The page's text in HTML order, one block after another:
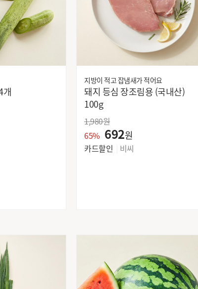
매크로통상 머거본
목우촌 미농
복음자리 부산우유농협
사조해표 삼립식품
삼양식품 삼육두유
서울우유협동조합
신선도원 신송식품(주)천안공장
엔제이
엘케이샘물
오뚜기
주식회사 뉴랩
진로
초록숟가락 칠갑농산
코카콜라 음료 코카콜라음료
(국내산) 4개
지방이 적고 잡냄새가 적어요
돼지 등심 장조림용 (국내산)
100g
1,980원
65% 692원
카드할인 비씨